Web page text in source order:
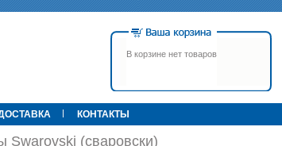
В корзине нет товаров
КОНТАКТЫ
Swarovski (сваровски)